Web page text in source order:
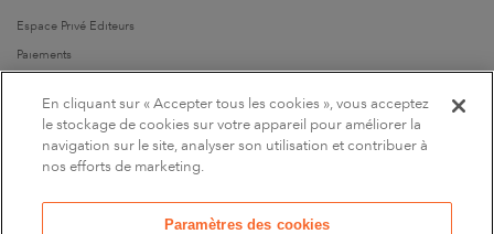
Espace Privé Editeurs
Paiements
Parrainages
Suivez-nous
En cliquant sur « Accepter tous les cookies », vous acceptez
le stockage de cookies sur votre appareil pour améliorer la
navigation sur le site, analyser son utilisation et contribuer à
nos efforts de marketing.
Paramètres des cookies